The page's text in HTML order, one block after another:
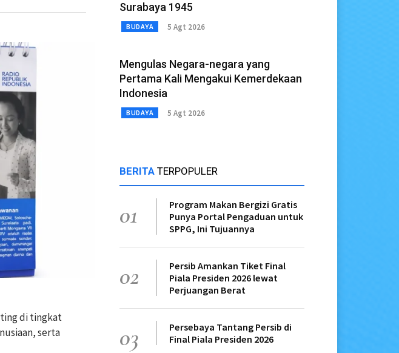
di tingkat
serta
Surabaya 1945
BUDAYA 5 Agt 2026
Mengulas Negara-negara yang
Pertama Kali Mengakui Kemerdekaan
Indonesia
BUDAYA 5 Agt 2026
BERITA TERPOPULER
01
Program Makan Bergizi Gratis
Punya Portal Pengaduan untuk
SPPG, Ini Tujuannya
02
Persib Amankan Tiket Final
Piala Presiden 2026 lewat
Perjuangan Berat
03
Persebaya Tantang Persib di
Final Piala Presiden 2026